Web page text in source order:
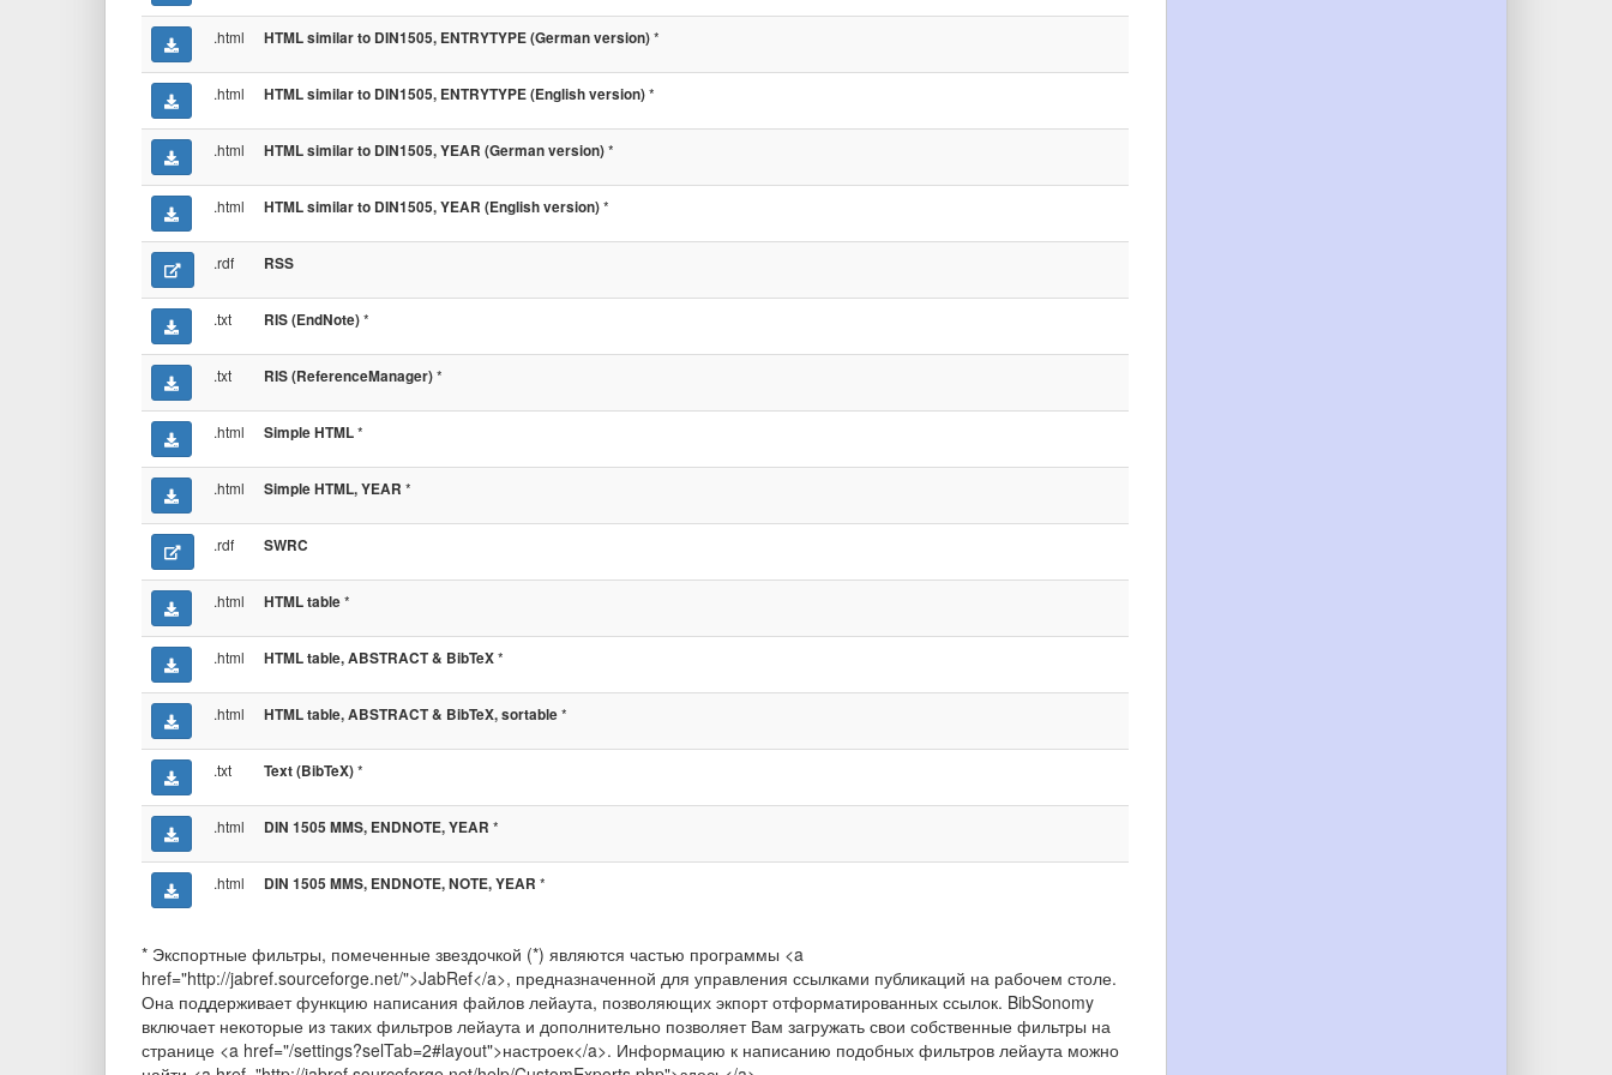
.html HTML similar to DIN1505, ENTRYTYPE (German version)*
.html HTML similar to DIN1505, ENTRYTYPE (English version)*
.html HTML similar to DIN1505, YEAR (German version)*
.html HTML similar to DIN1505, YEAR (English version)*
.rdf RSS
.txt RIS (EndNote)*
.txt RIS (ReferenceManager)*
.html Simple HTML*
.html Simple HTML, YEAR *
.rdf SWRC
.html HTML table*
.html HTML table, ABSTRACT & BibTeX*
.html HTML table, ABSTRACT & BibTeX, sortable*
.txt Text (BibTeX)*
.html DIN 1505 MMS, ENDNOTE, YEAR *
.html DIN 1505 MMS, ENDNOTE, NOTE, YEAR *
* Экспортные фильтры, помеченные звездочкой (*) являются частью программы <a
href="http://jabref.sourceforge.net/">JabRef</a>, предназначенной для управления ссылками публикаций на рабочем столе.
Она поддерживает функцию написания файлов лейаута, позволяющих экпорт отформатированных ссылок. BibSonomy
включает некоторые из таких фильтров лейаута и дополнительно позволяет Вам загружать свои собственные фильтры на
странице <a href="/settings?selTab=2#layout">настроек</a>. Информацию к написанию подобных фильтров лейаута можно